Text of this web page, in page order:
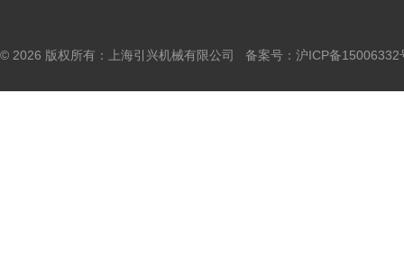
© 2026 版权所有：上海引兴机械有限公司 备案号： 沪ICP备15006332